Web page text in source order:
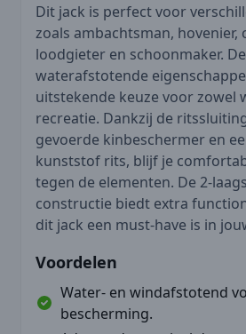
Dit jack is perfect voor
zoals ambachtsman, hovenier,
loodgieter en schoonmaker.
waterafstotende
uitstekende keuze voor zowel
recreatie. Dankzij de
gevoerde kinbeschermer en
kunststof rits, blijf je
tegen de elementen. De 2-
constructie biedt extra
dit jack een must-have is in
Voordelen
Water- en windafstotend
bescherming.